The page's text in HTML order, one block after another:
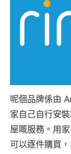
呢個品牌係由
家自己自行安
屋嘅服務。用
可以逐件購買